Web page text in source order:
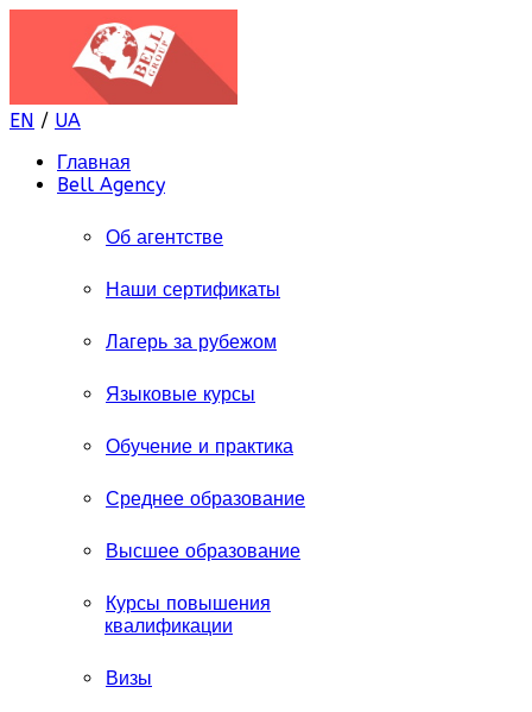
EN / UA
Главная
Bell Agency
Об агентстве
Наши сертификаты
Лагерь за рубежом
Языковые курсы
Обучение и практика
Среднее образование
Высшее образование
Курсы повышения
квалификации
Визы